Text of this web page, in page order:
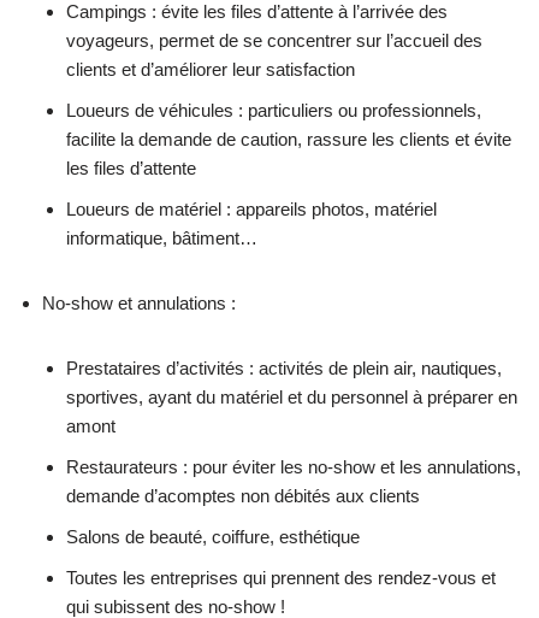
Campings : évite les files d’attente à l’arrivée des
voyageurs, permet de se concentrer sur l’accueil des
clients et d’améliorer leur satisfaction
Loueurs de véhicules : particuliers ou professionnels,
facilite la demande de caution, rassure les clients et évite
les files d’attente
Loueurs de matériel : appareils photos, matériel
informatique, bâtiment…
No-show et annulations :
Prestataires d’activités : activités de plein air, nautiques,
sportives, ayant du matériel et du personnel à préparer en
amont
Restaurateurs : pour éviter les no-show et les annulations,
demande d’acomptes non débités aux clients
Salons de beauté, coiffure, esthétique
Toutes les entreprises qui prennent des rendez-vous et
qui subissent des no-show !